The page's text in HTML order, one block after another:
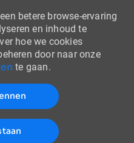
betere browse-ervaring
en inhoud te
hoe we cookies
door naar onze
te gaan.